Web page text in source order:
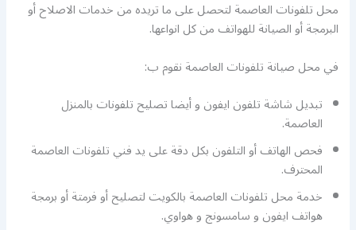
محل تلفونات العاصمة لتحصل على ما تريده من خدمات الاصلاح أو
البرمجة أو الصيانة للهواتف من كل انواعها.
في محل صيانة تلفونات العاصمة نقوم ب:
تبديل شاشة تلفون ايفون و أيضا تصليح تلفونات بالمنزل
العاصمة.
فحص الهاتف أو التلفون بكل دقة على يد فني تلفونات العاصمة
المحترف.
خدمة محل تلفونات العاصمة بالكويت لتصليح أو فرمتة أو برمجة
هواتف ايفون و سامسونج و هواوي.